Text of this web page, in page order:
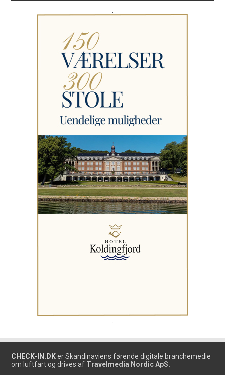
CHECK-IN.DK er Skandinaviens førende digitale branchemedie
om luftfart og drives af Travelmedia Nordic ApS.